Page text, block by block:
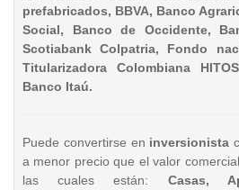
prefabricados, BBVA, Banco
Social, Banco de Occidente,
Scotiabank Colpatria, Fondo
Titularizadora Colombiana
Banco Itaú.
Puede convertirse en inversionista
a menor precio que el valor
las cuales están: Casas,